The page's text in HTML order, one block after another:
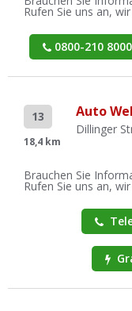
Rufen Sie uns an,
0800-210 8000
13
18,4 km
Auto
Dillinger
Brauchen Sie
Rufen Sie uns an,